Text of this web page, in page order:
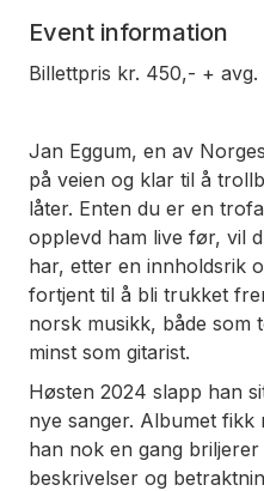
Event information
Billettpris kr. 450,- + avg.
Jan Eggum, en av
på veien og klar til å
låter. Enten du er en
opplevd ham live før, vil
har, etter en innholdsrik
fortjent til å bli trukket
norsk musikk, både som
minst som gitarist.
Høsten 2024 slapp han
nye sanger. Albumet
han nok en gang briljerer
beskrivelser og